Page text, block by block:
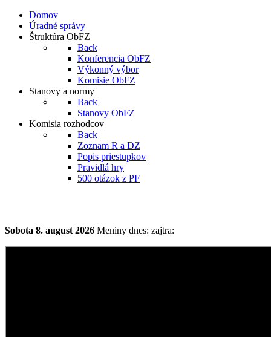
Domov
Úradné správy
Štruktúra ObFZ
Back
Konferencia ObFZ
Výkonný výbor
Komisie ObFZ
Stanovy a normy
Back
Stanovy ObFZ
Komisia rozhodcov
Back
Zoznam R a DZ
Popis priestupkov
Pravidlá hry
500 otázok z PF
Sobota 8. august 2026 Meniny dnes: zajtra: